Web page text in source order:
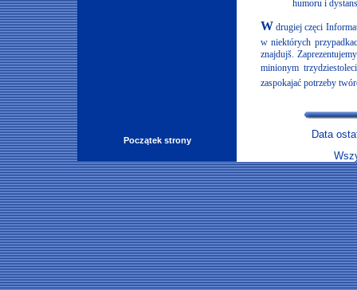
humoru i
W drugiej częci
w niektórych
znajdujš.
minionym
zaspokajać potrzeby
Początek strony
Data